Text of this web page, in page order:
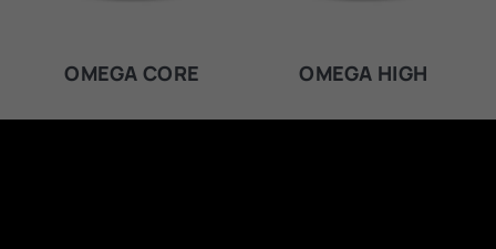
OMEGA CORE OMEGA HIGH